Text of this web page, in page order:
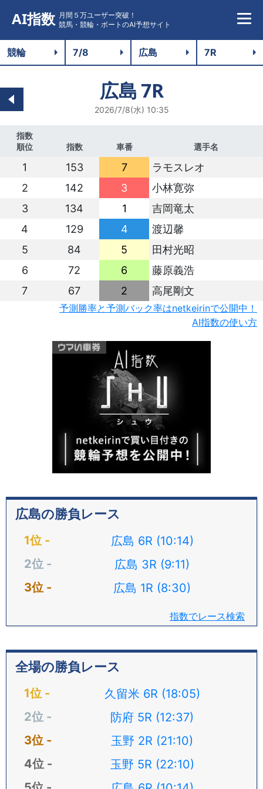
AI指数 月間５万ユーザー突破！
競馬・競輪・ボートのAI予想サイト
広島7R
2026/7/8(水) 10:35
指数
順位
指数 車番 選手名
1 153 7
ラモスレオ
2
142 3
小林寛弥
3
134 1
吉岡竜太
4
129 4
渡辺馨
5
84 5
田村光昭
6
72 6
藤原義浩
7
67 2 高尾剛文
予測勝率と予測バック率はnetkeirinで公開中！
AI指数の使い方
広島の勝負レース
広島 6R (10:14)
広島 3R (9:11)
広島 1R (8:30)
指数でレース検索
全場の勝負レース
久留米 6R (18:05)
防府 5R (12:37)
玉野 2R (21:10)
玉野 5R (22:10)